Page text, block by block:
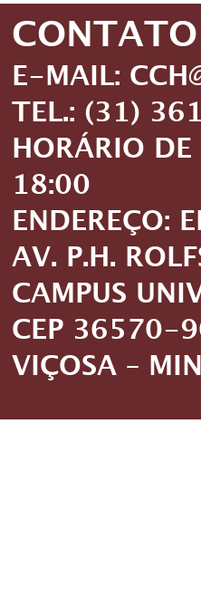
CONTATO
E-MAIL:
TEL.: (31)
HORÁRIO
18:00
ENDEREÇO:
AV. P.H.
CAMPUS
CEP 36570-
VIÇOSA –